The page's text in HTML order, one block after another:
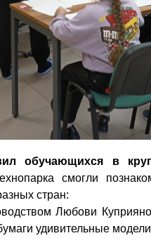
обучающихся в
смогли
стран:
Любови
удивительные